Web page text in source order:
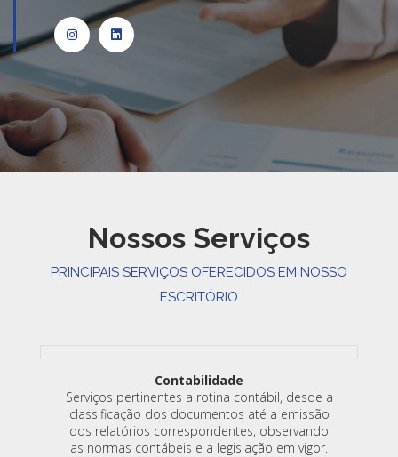
Nossos Serviços
PRINCIPAIS SERVIÇOS OFERECIDOS EM NOSSO
ESCRITÓRIO
Contabilidade
Serviços pertinentes a rotina contábil, desde a
classificação dos documentos até a emissão
dos relatórios correspondentes, observando
as normas contábeis e a legislação em vigor.